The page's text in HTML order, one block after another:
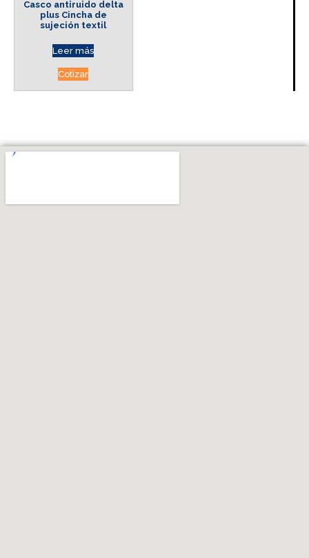
Casco antiruido delta
plus Cincha de
sujeción textil
Leer más
Cotizar